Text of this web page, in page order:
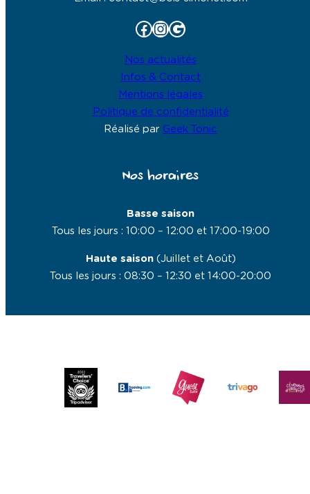
Facebook InstagramGoogle
Nos actualités
Infos & Contact
Mentions légales
Politique de confidentialité
Réalisé par Geek Tonic
Nos horaires
Basse saison
Tous les jours : 10:00 – 12:00 et 17:00-19:00
Haute saison(Juillet et Août)
Tous les jours : 08:30 – 12:30 et 14:00-20:00